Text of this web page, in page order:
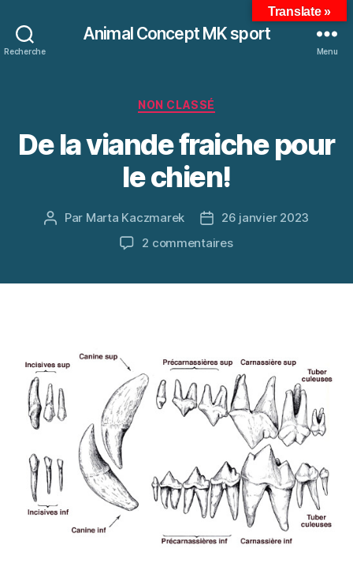
Recherche
Animal Concept MK sport
Menu
Catégories
NON CLASSÉ
De la viande fraiche pour
le chien!
Auteur
Par Marta Kaczmarek
Date
de
26 janvier 2023
2 commentairessur
chien!
Translate »